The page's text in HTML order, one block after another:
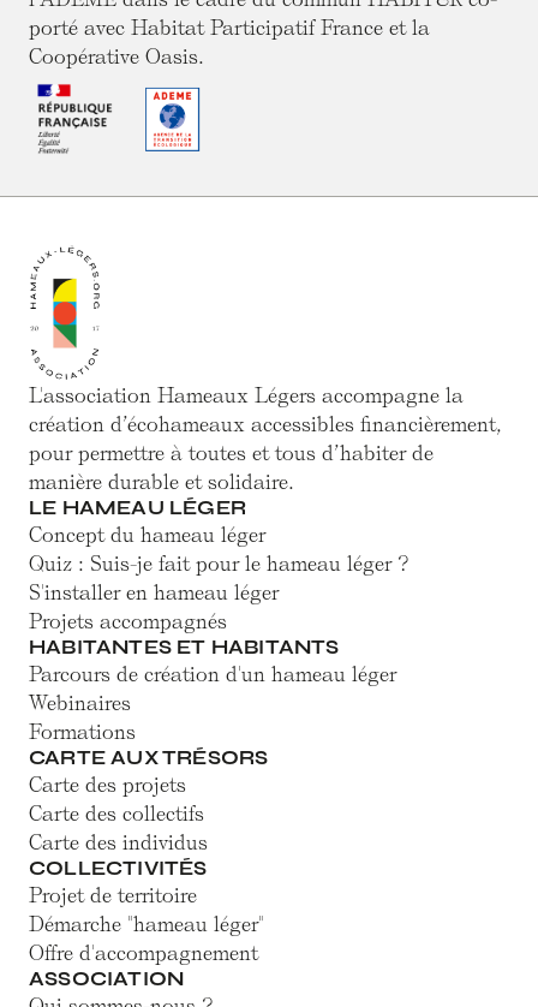
porté avec Habitat Participatif France et la
Coopérative Oasis.
L'association Hameaux Légers accompagne la
création d’écohameaux accessibles financièrement,
pour permettre à toutes et tous d’habiter de
manière durable et solidaire.
LE HAMEAU LÉGER
Concept du hameau léger
Quiz : Suis-je fait pour le hameau léger ?
S'installer en hameau léger
Projets accompagnés
HABITANTES ET HABITANTS
Parcours de création d'un hameau léger
Webinaires
Formations
CARTE AUX TRÉSORS
Carte des projets
Carte des collectifs
Carte des individus
COLLECTIVITÉS
Projet de territoire
Démarche "hameau léger"
Offre d'accompagnement
ASSOCIATION